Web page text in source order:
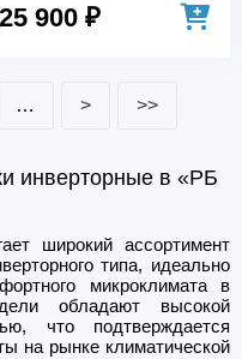
25 900 ₽
… > >>
инверторные в «РБ
широкий ассортимент
типа, идеально
микроклимата в
обладают высокой
что подтверждается
на рынке климатической